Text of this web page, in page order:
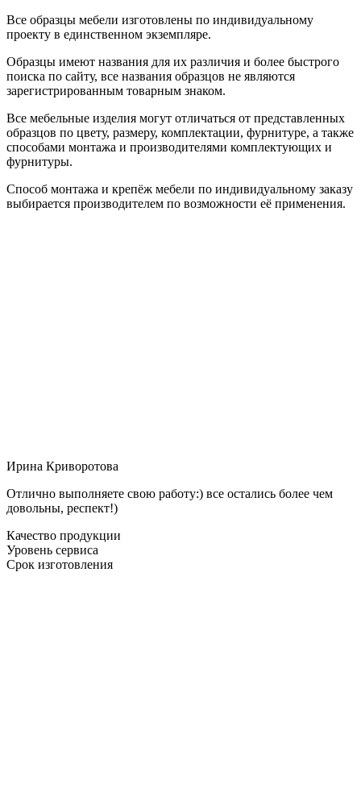
Все образцы мебели изготовлены по индивидуальному
проекту в единственном экземпляре.
Образцы имеют названия для их различия и более быстрого
поиска по сайту, все названия образцов не являются
зарегистрированным товарным знаком.
Все мебельные изделия могут отличаться от представленных
образцов по цвету, размеру, комплектации, фурнитуре, а также
способами монтажа и производителями комплектующих и
фурнитуры.
Способ монтажа и крепёж мебели по индивидуальному заказу
выбирается производителем по возможности её применения.
Ирина Криворотова
Отлично выполняете свою работу:) все остались более чем
довольны, респект!)
Качество продукции
Уровень сервиса
Срок изготовления